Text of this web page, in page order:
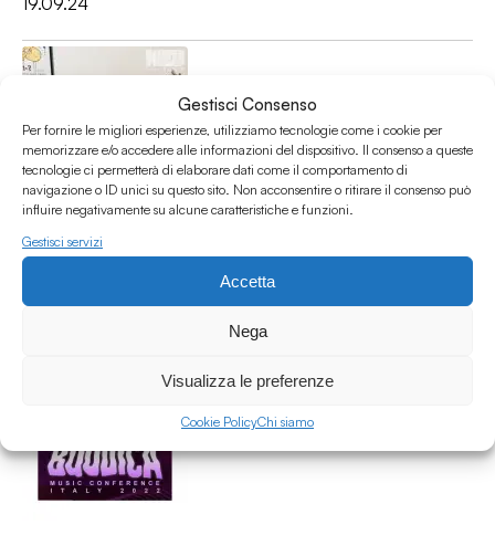
Gestisci Consenso
Per fornire le migliori esperienze, utilizziamo tecnologie come i cookie per
memorizzare e/o accedere alle informazioni del dispositivo. Il consenso a queste
tecnologie ci permetterà di elaborare dati come il comportamento di
navigazione o ID unici su questo sito. Non acconsentire o ritirare il consenso può
influire negativamente su alcune caratteristiche e funzioni.
Gestisci servizi
Accetta
Nega
Visualizza le preferenze
Cookie PolicyChi siamo
#31 - Cori Chinnici e Andrea Moggi Ruggeri
Cultura/Diritti Civili/Lgbtq